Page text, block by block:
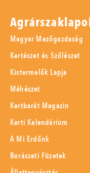
Magyar Mezőgazdaság
Kertészet és Szőlészet
Kistermelők Lapja
Méhészet
Kertbarát Magazin
Kerti Kalendárium
A Mi Erdőnk
Borászati Füzetek